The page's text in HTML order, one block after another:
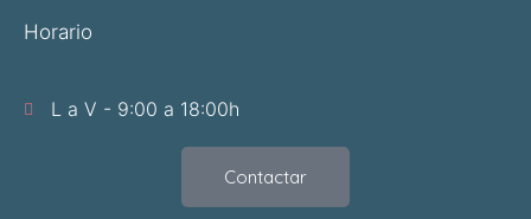
Horario
L a V - 9:00 a 18:00h
Contactar